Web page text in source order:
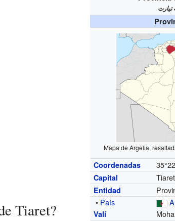
تيارت
Mapa de Argelia,
Coordenadas
Capital Tiaret
Entidad
• País
Valí
Tiaret?